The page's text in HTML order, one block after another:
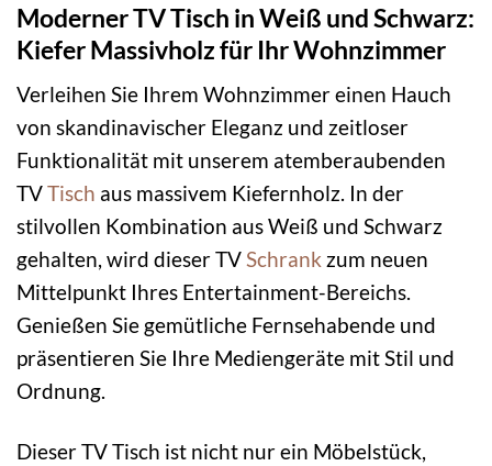
Moderner TV Tisch in Weiß und Schwarz:
Kiefer Massivholz für Ihr Wohnzimmer
Verleihen Sie Ihrem Wohnzimmer einen Hauch
von skandinavischer Eleganz und zeitloser
Funktionalität mit unserem atemberaubenden
TVTisch aus massivem Kiefernholz. In der
stilvollen Kombination aus Weiß und Schwarz
gehalten, wird dieser TVSchrank zum neuen
Mittelpunkt Ihres Entertainment-Bereichs.
Genießen Sie gemütliche Fernsehabende und
präsentieren Sie Ihre Mediengeräte mit Stil und
Ordnung.
Dieser TV Tisch ist nicht nur ein Möbelstück,